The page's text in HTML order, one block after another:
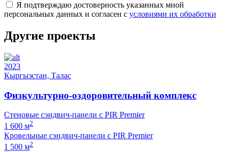
Я подтверждаю достоверность указанных мной
персональных данных и согласен с условиями их обработки
Другие проекты
2023
Кыргызстан, Талас
Физкультурно-оздоровительный комплекс
Стеновые сэндвич-панели с PIR Premier
1 600 м2
Кровельные сэндвич-панели с PIR Premier
1 500 м2